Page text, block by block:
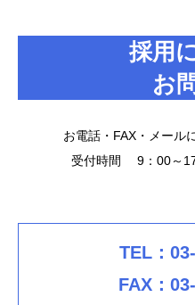
採用
お
お電話・FAX・メール
受付時間 9：00～
TEL：
FAX：